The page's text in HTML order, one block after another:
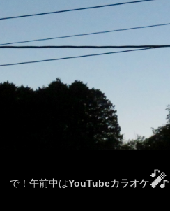
で！午前中はYouTubeカラオケ🎤